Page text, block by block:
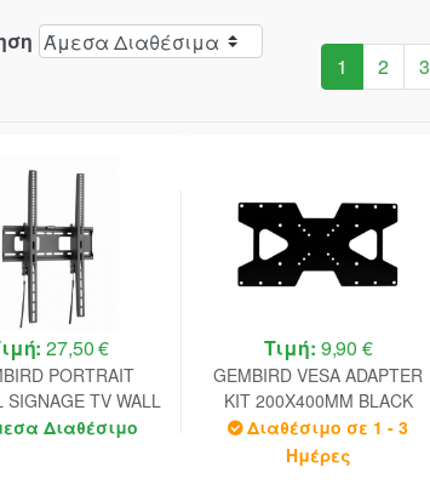
1
2 3
27,50 €
PORTRAIT
SIGNAGE TV WALL
(TILT) 37'–75' MAX
Διαθέσιμο
Τιμή: 9,90 €
GEMBIRD VESA ADAPTER
KIT 200X400MM BLACK
Διαθέσιμο σε 1 - 3
Ημέρες